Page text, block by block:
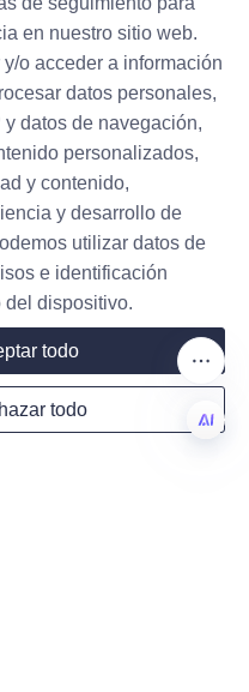
Barn door Hardware
en nuestro sitio web.
o acceder a información
datos personales,
datos de navegación,
personalizados,
y contenido,
y desarrollo de
utilizar datos de
e identificación
del dispositivo.
todo
todo